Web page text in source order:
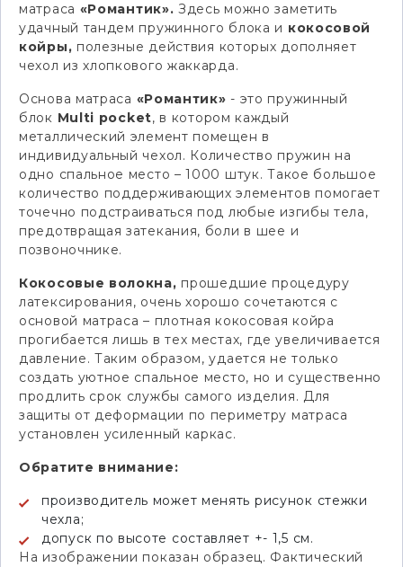
матраса «Романтик». Здесь можно заметить
удачный тандем пружинного блока и кокосовой
койры, полезные действия которых дополняет
чехол из хлопкового жаккарда.
Основа матраса «Романтик» - это пружинный
блок Multi pocket, в котором каждый
металлический элемент помещен в
индивидуальный чехол. Количество пружин на
одно спальное место – 1000 штук. Такое большое
количество поддерживающих элементов помогает
точечно подстраиваться под любые изгибы тела,
предотвращая затекания, боли в шее и
позвоночнике.
Кокосовые волокна, прошедшие процедуру
латексирования, очень хорошо сочетаются с
основой матраса – плотная кокосовая койра
прогибается лишь в тех местах, где увеличивается
давление. Таким образом, удается не только
создать уютное спальное место, но и существенно
продлить срок службы самого изделия. Для
защиты от деформации по периметру матраса
установлен усиленный каркас.
Обратите внимание:
производитель может менять рисунок стежки
чехла;
допуск по высоте составляет +- 1,5 см.
На изображении показан образец. Фактический